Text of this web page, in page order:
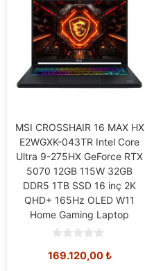
MSI CROSSHAIR 16 MAX HX
E2WGXK-043TR Intel Core
Ultra 9-275HX GeForce RTX
5070 12GB 115W 32GB
DDR5 1TB SSD 16 inç 2K
QHD+ 165Hz OLED W11
Home Gaming Laptop
o
169.120,00₺